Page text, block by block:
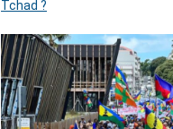
Tchad ?